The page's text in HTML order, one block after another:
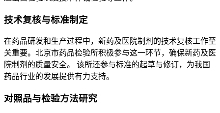
技术复核与标准制定
在药品研发和生产过程中，新药及医院制剂的技术复核工作至
关重要。北京市药品检验所积极参与这一环节，确保新药及医
院制剂的质量安全。 该所还参与标准的起草与修订，为我国
药品行业的发展提供有力支持。
对照品与检验方法研究